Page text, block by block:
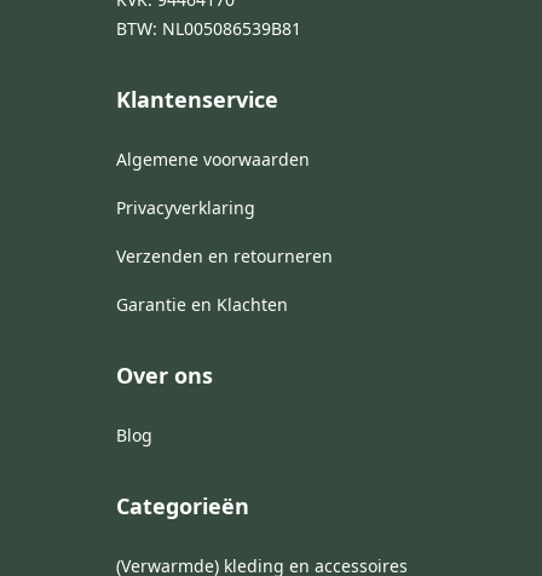
BTW: NL005086539B81
Klantenservice
Algemene voorwaarden
Privacyverklaring
Verzenden en retourneren
Garantie en Klachten
Over ons
Blog
Categorieën
(Verwarmde) kleding en accessoires